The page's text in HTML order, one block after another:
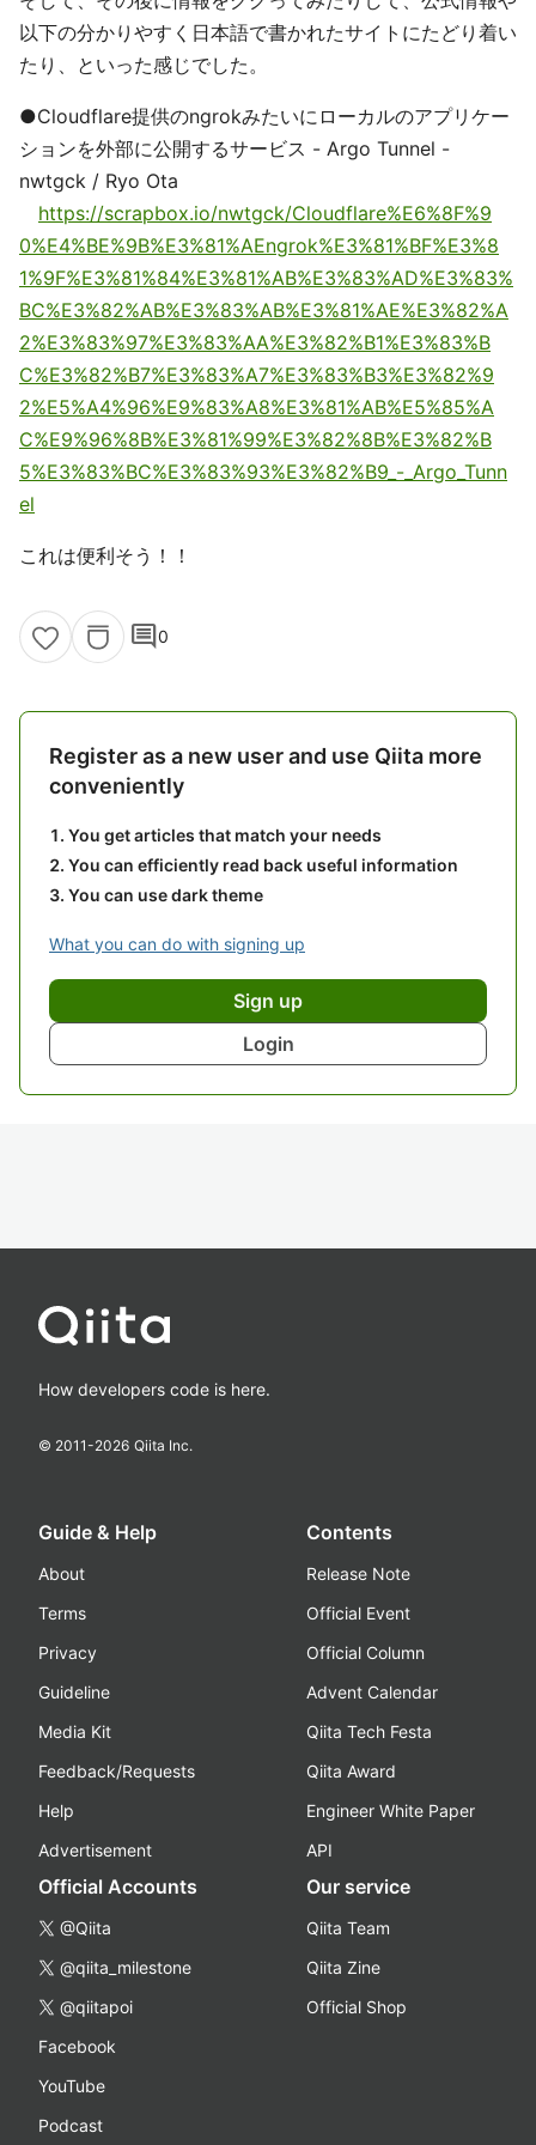
以下の分かりやすく日本語で書かれたサイトにたどり着い
たり、といった感じでした。
●Cloudflare提供のngrokみたいにローカルのアプリケー
ションを外部に公開するサービス - Argo Tunnel -
nwtgck / Ryo Ota
https://scrapbox.io/nwtgck/Cloudflare%E6%8F%9
0%E4%BE%9B%E3%81%AEngrok%E3%81%BF%E3%8
1%9F%E3%81%84%E3%81%AB%E3%83%AD%E3%83%
BC%E3%82%AB%E3%83%AB%E3%81%AE%E3%82%A
2%E3%83%97%E3%83%AA%E3%82%B1%E3%83%B
C%E3%82%B7%E3%83%A7%E3%83%B3%E3%82%9
2%E5%A4%96%E9%83%A8%E3%81%AB%E5%85%A
C%E9%96%8B%E3%81%99%E3%82%8B%E3%82%B
5%E3%83%BC%E3%83%93%E3%82%B9_-_Argo_Tunn
el
これは便利そう！！
comment0
Register as a new user and use Qiita more
conveniently
You get articles that match your needs
You can efficiently read back useful information
You can use dark theme
What you can do with signing up
Sign up
Login
How developers code is here.
© 2011-2026 Qiita Inc.
Guide & Help
About
Terms
Privacy
Guideline
Media Kit
Feedback/Requests
Help
Advertisement
Contents
Release Note
Official Event
Official Column
Advent Calendar
Qiita Tech Festa
Qiita Award
Engineer White Paper
API
Official Accounts
@Qiita
@qiita_milestone
@qiitapoi
Facebook
YouTube
Podcast
Our service
Qiita Team
Qiita Zine
Official Shop